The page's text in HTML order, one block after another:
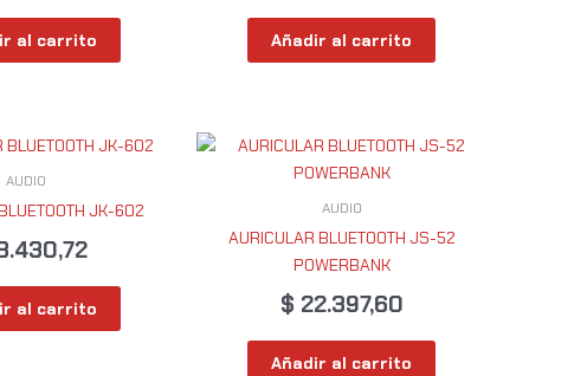
al carrito Añadir al carrito
AUDIO
JK-602
al carrito
AUDIO
AURICULAR BLUETOOTH JS-52
POWERBANK
$ 22.397,60
Añadir al carrito